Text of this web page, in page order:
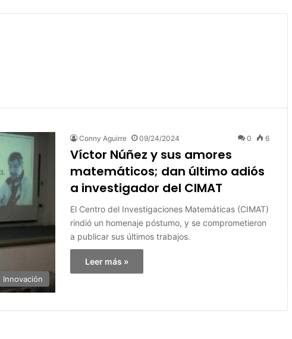
Innovación
Conny Aguirre 09/24/2024 0 6
Víctor Núñez y sus amores
matemáticos; dan último adiós
a investigador del CIMAT
El Centro del Investigaciones Matemáticas (CIMAT)
rindió un homenaje póstumo, y se comprometieron
a publicar sus últimos trabajos.
Leer más »